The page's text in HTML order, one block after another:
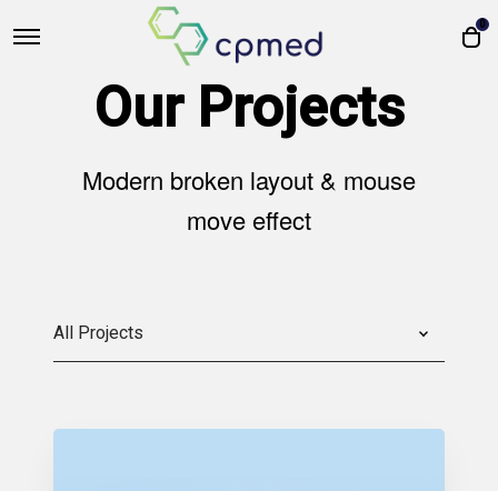
0
Our Projects
Modern broken layout & mouse
move effect